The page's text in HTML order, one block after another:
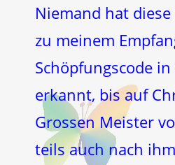
Niemand hat diese
zu meinem
Schöpfungscode
erkannt, bis auf
Grossen Meister
teils auch nach